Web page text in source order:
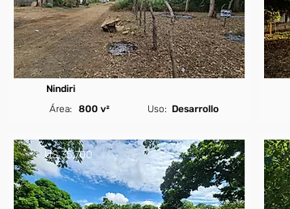
Nindiri
Área:
800 v² Desarrollo
Uso:
U$ 35,700